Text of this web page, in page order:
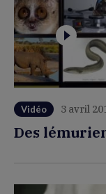
Vidéo 3 avril
Des